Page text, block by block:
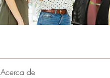
Acerca de